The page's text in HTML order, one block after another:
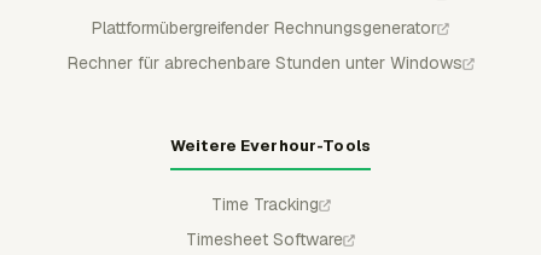
Plattformübergreifender Rechnungsgenerator
Rechner für abrechenbare Stunden unter Windows
Weitere Everhour-Tools
Time Tracking
Timesheet Software